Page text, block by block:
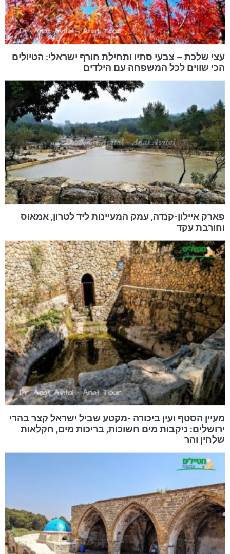
עצי שלכת – צבעי סתיו ותחילת חורף ישראלי: הטיולים
הכי שווים לכל המשפחה עם הילדים
פארק איילון-קנדה, עמק המעיינות ליד לטרון, אמאוס
וחורבת עקד
מעיין הסטף ועין ביכורה -מקטע שביל ישראל קצר בהרי
ירושלים: ניקבות מים חשוכות, בריכות מים, חקלאות
שלחין והר